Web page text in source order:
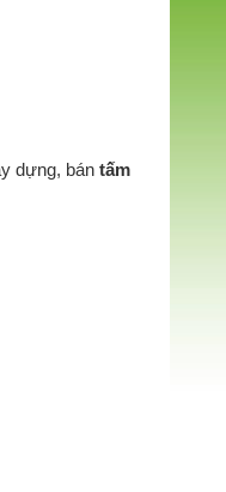
dựng, bán tấm